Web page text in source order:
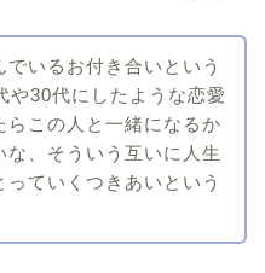
でいるお付き合いという
や30代にしたような恋愛
らこの人と一緒になるか
な、そういう互いに人生
ていくつきあいという